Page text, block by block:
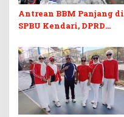
Antrean BBM Panjang di
SPBU Kendari, DPRD
Barcode Curang